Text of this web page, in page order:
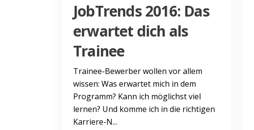
JobTrends 2016: Das
erwartet dich als
Trainee
Trainee-Bewerber wollen vor allem
wissen: Was erwartet mich in dem
Programm? Kann ich möglichst viel
lernen? Und komme ich in die richtigen
Karriere-N...